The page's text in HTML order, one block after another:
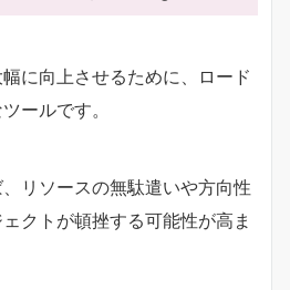
に向上させるために、ロード
ールです。
リソースの無駄遣いや方向性
クトが頓挫する可能性が高ま